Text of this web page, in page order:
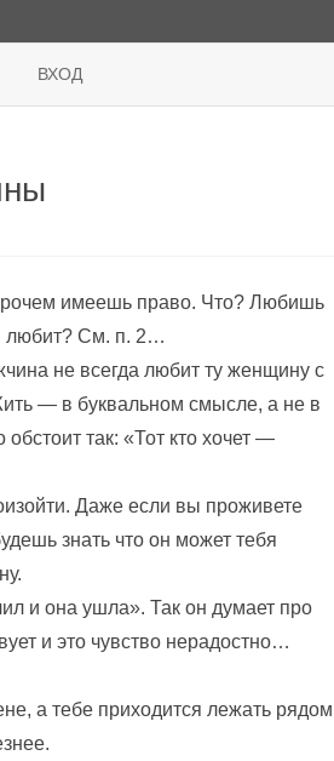
ВХОД
имеешь право. Что? Любишь
любит? См. п. 2…
не всегда любит ту женщину с
— в буквальном смысле, а не в
так: «Тот кто хочет —
Даже если вы проживете
знать что он может тебя
и она ушла». Так он думает про
и это чувство нерадостно…
а тебе приходится лежать рядом